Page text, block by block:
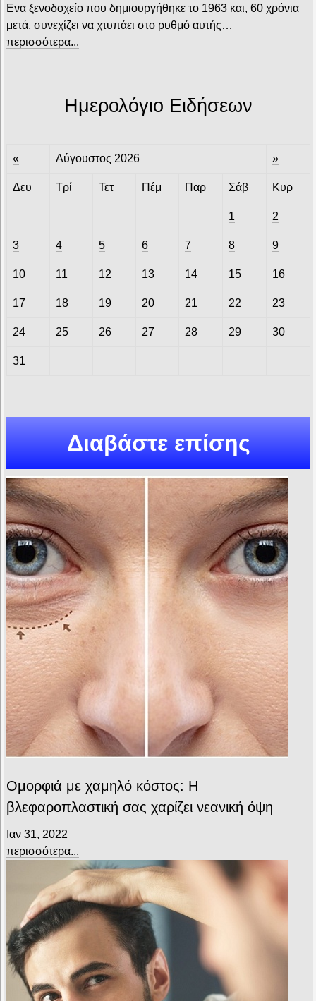
Ενα ξενοδοχείο που δημιουργήθηκε το 1963 και, 60 χρόνια
μετά, συνεχίζει να χτυπάει στο ρυθμό αυτής…
περισσότερα...
Ημερολόγιο Ειδήσεων
« Αύγουστος 2026 »
Δευ Τρί Τετ Πέμ Παρ Σάβ Κυρ
1 2
3 4 5 6 7 8 9
10 11 12 13 14 15 16
17 18 19 20 21 22 23
24 25 26 27 28 29 30
31
Διαβάστε επίσης
Ομορφιά με χαμηλό κόστος: H
βλεφαροπλαστική σας χαρίζει νεανική όψη
Ιαν 31, 2022
περισσότερα...